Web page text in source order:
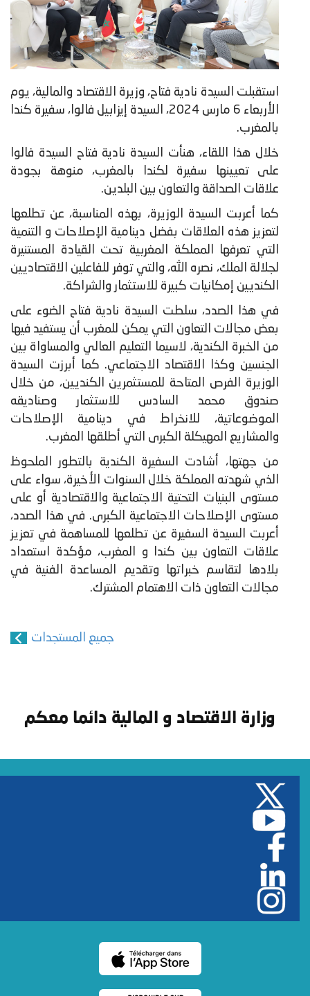
استقبلت السيدة نادية فتاح، وزيرة الاقتصاد والمالية، يوم
الأربعاء 6 مارس 2024، السيدة إيزابيل فالوا، سفيرة كندا
بالمغرب.
خلال هذا اللقاء، هنأت السيدة نادية فتاح السيدة فالوا
على تعيينها سفيرة لكندا بالمغرب، منوهة بجودة
علاقات الصداقة والتعاون بين البلدين.
كما أعربت السيدة الوزيرة، بهذه المناسبة، عن تطلعها
لتعزيز هذه العلاقات بفضل دينامية الإصلاحات و التنمية
التي تعرفها المملكة المغربية تحت القيادة المستنيرة
لجلالة الملك، نصره الله، والتي توفر للفاعلين الاقتصاديين
الكنديين إمكانيات كبيرة للاستثمار والشراكة.
في هذا الصدد، سلطت السيدة نادية فتاح الضوء على
بعض مجالات التعاون التي يمكن للمغرب أن يستفيد فيها
من الخبرة الكندية، لاسيما التعليم العالي والمساواة بين
الجنسين وكذا الاقتصاد الاجتماعي. كما أبرزت السيدة
الوزيرة الفرص المتاحة للمستثمرين الكنديين، من خلال
صندوق محمد السادس للاستثمار وصناديقه
الموضوعاتية، للانخراط في دينامية الإصلاحات
والمشاريع المهيكلة الكبرى التي أطلقها المغرب.
من جهتها، أشادت السفيرة الكندية بالتطور الملحوظ
الذي شهدته المملكة خلال السنوات الأخيرة، سواء على
مستوى البنيات التحتية الاجتماعية والاقتصادية أو على
مستوى الإصلاحات الاجتماعية الكبرى. في هذا الصدد،
أعربت السيدة السفيرة عن تطلعها للمساهمة في تعزيز
علاقات التعاون بين كندا و المغرب، مؤكدة استعداد
بلادها لتقاسم خبراتها وتقديم المساعدة الفنية في
مجالات التعاون ذات الاهتمام المشترك.
جميع المستجدات
وزارة الاقتصاد و المالية دائما معكم